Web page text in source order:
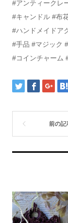
#アンティークレ
#キャンドル #布
#ハンドメイドア
#手品 #マジック
#コインチャーム